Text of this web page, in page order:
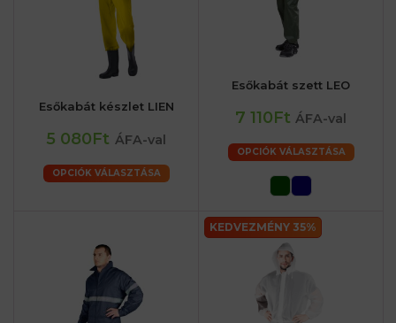
Esőkabát készlet LIEN
5 080Ft ÁFA-val
OPCIÓK VÁLASZTÁSA
Esőkabát szett LEO
7 110Ft ÁFA-val
OPCIÓK VÁLASZTÁSA
KEDVEZMÉNY 35%